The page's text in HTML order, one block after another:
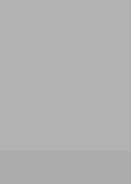
To Top